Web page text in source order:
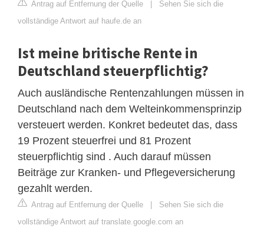
Antrag auf Entfernung der Quelle | Sehen Sie sich die
vollständige Antwort auf haufe.de an
Ist meine britische Rente in
Deutschland steuerpflichtig?
Auch ausländische Rentenzahlungen müssen in
Deutschland nach dem Welteinkommensprinzip
versteuert werden. Konkret bedeutet das, dass
19 Prozent steuerfrei und 81 Prozent
steuerpflichtig sind . Auch darauf müssen
Beiträge zur Kranken- und Pflegeversicherung
gezahlt werden.
Antrag auf Entfernung der Quelle | Sehen Sie sich die
vollständige Antwort auf translate.google.com an